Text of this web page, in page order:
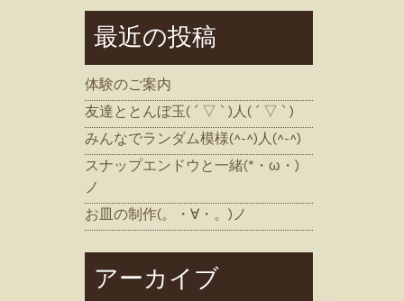
最近の投稿
体験のご案内
友達ととんぼ玉( ´ ▽ ` )人( ´ ▽ ` )
みんなでランダム模様(^-^)人(^-^)
スナップエンドウと一緒(*・ω・)
ノ
お皿の制作(。・∀・。)ノ
アーカイブ